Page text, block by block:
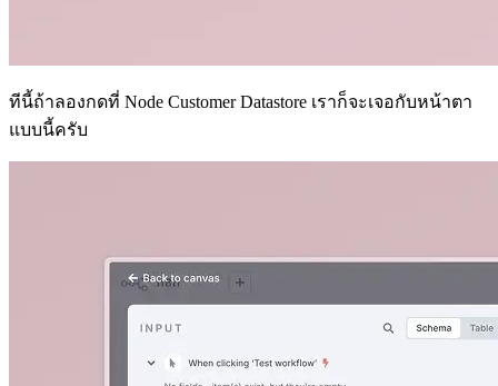
ทีนี้ถ้าลองกดที่ Node Customer Datastore เราก็จะเจอกับหน้าตา
แบบนี้ครับ